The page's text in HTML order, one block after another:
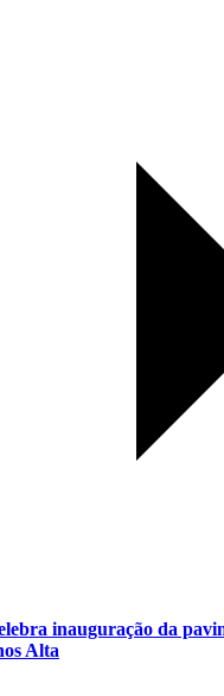
inauguração da
Alta